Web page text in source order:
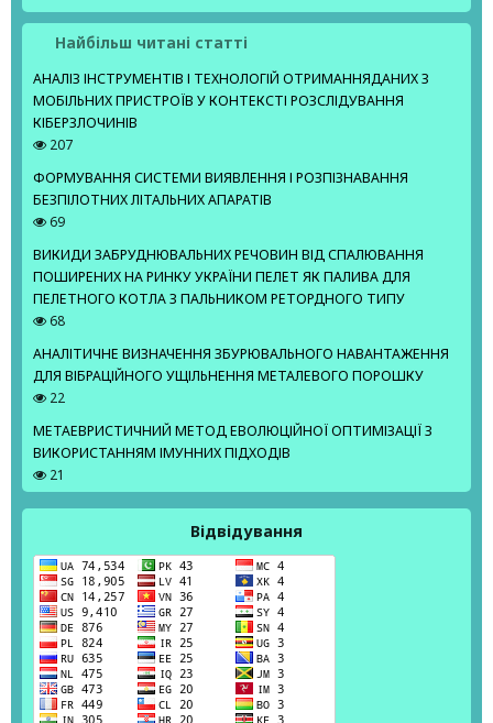
Найбільш читані статті
АНАЛІЗ ІНСТРУМЕНТІВ І ТЕХНОЛОГІЙ ОТРИМАННЯДАНИХ З
МОБІЛЬНИХ ПРИСТРОЇВ У КОНТЕКСТІ РОЗСЛІДУВАННЯ
КІБЕРЗЛОЧИНІВ
207
ФОРМУВАННЯ СИСТЕМИ ВИЯВЛЕННЯ І РОЗПІЗНАВАННЯ
БЕЗПІЛОТНИХ ЛІТАЛЬНИХ АПАРАТІВ
69
ВИКИДИ ЗАБРУДНЮВАЛЬНИХ РЕЧОВИН ВІД СПАЛЮВАННЯ
ПОШИРЕНИХ НА РИНКУ УКРАЇНИ ПЕЛЕТ ЯК ПАЛИВА ДЛЯ
ПЕЛЕТНОГО КОТЛА З ПАЛЬНИКОМ РЕТОРДНОГО ТИПУ
68
АНАЛІТИЧНЕ ВИЗНАЧЕННЯ ЗБУРЮВАЛЬНОГО НАВАНТАЖЕННЯ
ДЛЯ ВІБРАЦІЙНОГО УЩІЛЬНЕННЯ МЕТАЛЕВОГО ПОРОШКУ
22
МЕТАЕВРИСТИЧНИЙ МЕТОД ЕВОЛЮЦІЙНОЇ ОПТИМІЗАЦІЇ З
ВИКОРИСТАННЯМ ІМУННИХ ПІДХОДІВ
21
Відвідування